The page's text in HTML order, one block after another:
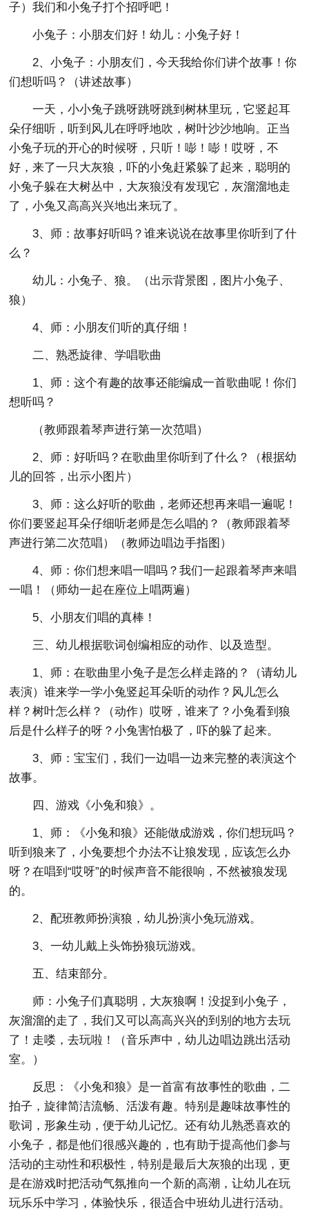
子）我们和小兔子打个招呼吧！
小兔子：小朋友们好！幼儿：小兔子好！
2、小兔子：小朋友们，今天我给你们讲个故事！你
们想听吗？（讲述故事）
一天，小小兔子跳呀跳呀跳到树林里玩，它竖起耳
朵仔细听，听到风儿在呼呼地吹，树叶沙沙地响。正当
小兔子玩的开心的时候呀，只听！嘭！嘭！哎呀，不
好，来了一只大灰狼，吓的小兔赶紧躲了起来，聪明的
小兔子躲在大树丛中，大灰狼没有发现它，灰溜溜地走
了，小兔又高高兴兴地出来玩了。
3、师：故事好听吗？谁来说说在故事里你听到了什
么？
幼儿：小兔子、狼。（出示背景图，图片小兔子、
狼）
4、师：小朋友们听的真仔细！
二、熟悉旋律、学唱歌曲
1、师：这个有趣的故事还能编成一首歌曲呢！你们
想听吗？
（教师跟着琴声进行第一次范唱）
2、师：好听吗？在歌曲里你听到了什么？（根据幼
儿的回答，出示小图片）
3、师：这么好听的歌曲，老师还想再来唱一遍呢！
你们要竖起耳朵仔细听老师是怎么唱的？（教师跟着琴
声进行第二次范唱）（教师边唱边手指图）
4、师：你们想来唱一唱吗？我们一起跟着琴声来唱
一唱！（师幼一起在座位上唱两遍）
5、小朋友们唱的真棒！
三、幼儿根据歌词创编相应的动作、以及造型。
1、师：在歌曲里小兔子是怎么样走路的？（请幼儿
表演）谁来学一学小兔竖起耳朵听的动作？风儿怎么
样？树叶怎么样？（动作）哎呀，谁来了？小兔看到狼
后是什么样子的呀？小兔害怕极了，吓的躲了起来。
3、师：宝宝们，我们一边唱一边来完整的表演这个
故事。
四、游戏《小兔和狼》。
1、师：《小兔和狼》还能做成游戏，你们想玩吗？
听到狼来了，小兔要想个办法不让狼发现，应该怎么办
呀？在唱到“哎呀”的时候声音不能很响，不然被狼发现
的。
2、配班教师扮演狼，幼儿扮演小兔玩游戏。
3、一幼儿戴上头饰扮狼玩游戏。
五、结束部分。
师：小兔子们真聪明，大灰狼啊！没捉到小兔子，
灰溜溜的走了，我们又可以高高兴兴的到别的地方去玩
了！走喽，去玩啦！（音乐声中，幼儿边唱边跳出活动
室。）
反思：《小兔和狼》是一首富有故事性的歌曲，二
拍子，旋律简洁流畅、活泼有趣。特别是趣味故事性的
歌词，形象生动，便于幼儿记忆。还有幼儿熟悉喜欢的
小兔子，都是他们很感兴趣的，也有助于提高他们参与
活动的主动性和积极性，特别是最后大灰狼的出现，更
是在游戏时把活动气氛推向一个新的高潮，让幼儿在玩
玩乐乐中学习，体验快乐，很适合中班幼儿进行活动。